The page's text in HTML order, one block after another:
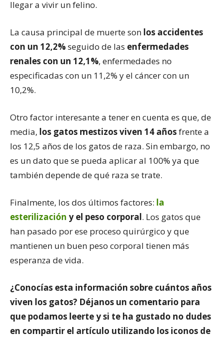
llegar a vivir un felino.
La causa principal de muerte son los accidentes
con un 12,2%seguido de las enfermedades
renales con un 12,1%, enfermedades no
especificadas con un 11,2% y el cáncer con un
10,2%.
Otro factor interesante a tener en cuenta es que, de
media, los gatos mestizos viven 14 añosfrente a
los 12,5 años de los gatos de raza. Sin embargo, no
es un dato que se pueda aplicar al 100% ya que
también depende de qué raza se trate.
Finalmente, los dos últimos factores: la
esterilización y el peso corporal. Los gatos que
han pasado por ese proceso quirúrgico y que
mantienen un buen peso corporal tienen más
esperanza de vida.
¿Conocías esta información sobre cuántos años
viven los gatos? Déjanos un comentario para
que podamos leerte y si te ha gustado no dudes
en compartir el artículo utilizando los iconos de